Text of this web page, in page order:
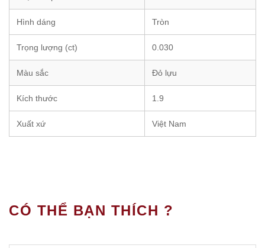
Hình dáng Tròn
Trọng lượng (ct) 0.030
Màu sắc Đỏ lựu
Kích thước 1.9
Xuất xứ Việt Nam
CÓ THỂ BẠN THÍCH ?